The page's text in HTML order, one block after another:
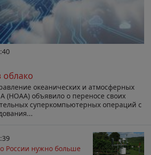
океанических и атмосферных
(НОАА) объявило о переносе своих
суперкомпьютерных операций с
России нужно больше